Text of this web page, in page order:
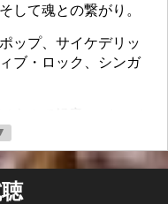
して魂との繋がり。
ップ、サイケデリッ
ブ・ロック、シンガ
キーボード、ドラムプ
。